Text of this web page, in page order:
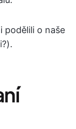
podělili o naše